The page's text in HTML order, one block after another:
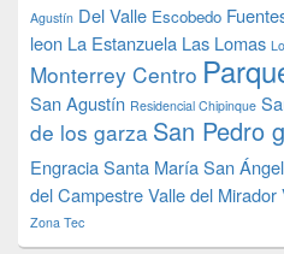
Agustín Del Valle Escobedo
leon La Estanzuela Las Lomas
Monterrey Centro
San Agustín Residencial Chipinque
de los garza San Pedro
EngraciaSanta MaríaSan Ángel
del CampestreValle del Mirador
Zona Tec